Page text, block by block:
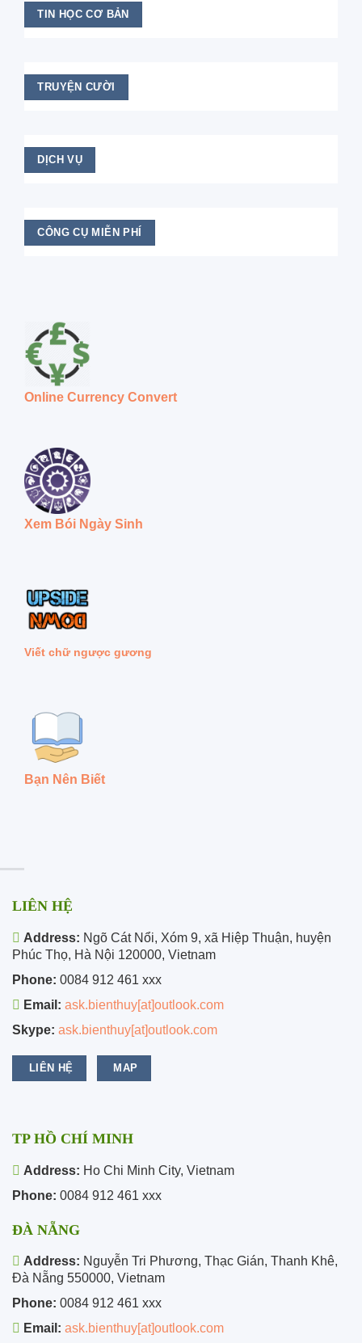
TIN HỌC CƠ BẢN
TRUYỆN CƯỜI
DỊCH VỤ
CÔNG CỤ MIỄN PHÍ
Online Currency Convert
Xem Bói Ngày Sinh
Viết chữ ngược gương
Bạn Nên Biết
LIÊN HỆ
Address: Ngõ Cát Nổi, Xóm 9, xã Hiệp Thuận, huyện
Phúc Thọ, Hà Nội 120000, Vietnam
Phone: 0084 912 461 xxx
Email: ask.bienthuy[at]outlook.com
Skype: ask.bienthuy[at]outlook.com
LIÊN HỆ MAP
TP HỒ CHÍ MINH
Address: Ho Chi Minh City, Vietnam
Phone: 0084 912 461 xxx
ĐÀ NẴNG
Address: Nguyễn Tri Phương, Thạc Gián, Thanh Khê,
Đà Nẵng 550000, Vietnam
Phone: 0084 912 461 xxx
Email: ask.bienthuy[at]outlook.com